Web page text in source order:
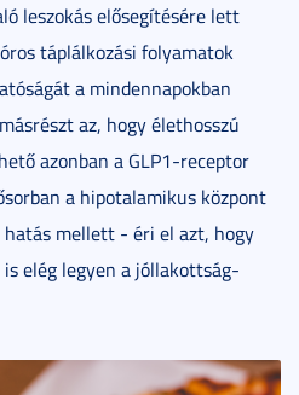
leszokás elősegítésére lett
táplálkozási folyamatok
a mindennapokban
az, hogy élethosszú
azonban a GLP1-receptor
a hipotalamikus központ
mellett - éri el azt, hogy
elég legyen a jóllakottság-